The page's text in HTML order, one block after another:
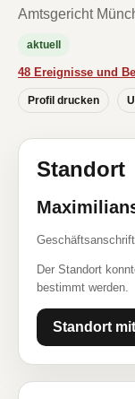
Amtsgericht
aktuell
48 Ereignisse und
Profil drucken
Standort
Der Standort
bestimmt werden.
Standort